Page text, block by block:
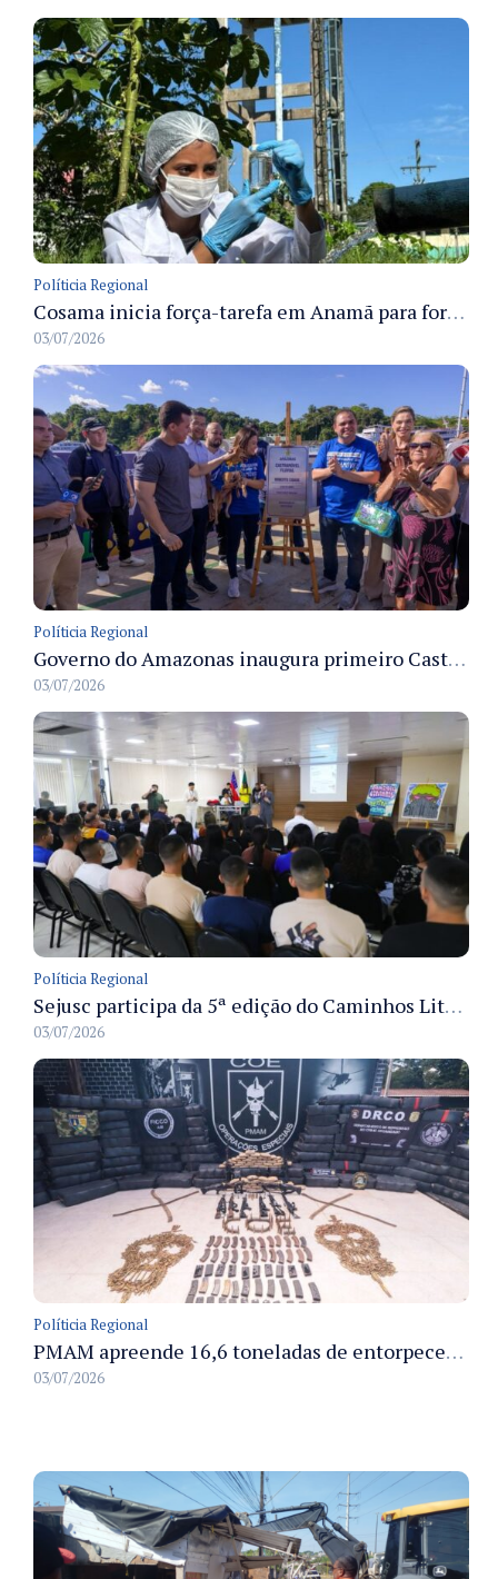
Políticia Regional
Cosama inicia força-tarefa em Anamã para fortalecer abastecimento de água e segurança hídrica da população
03/07/2026
Políticia Regional
Governo do Amazonas inaugura primeiro Castramóvel Fluvial para atendimento veterinário às comunidades ribeirinhas e castração gratuita
03/07/2026
Políticia Regional
Sejusc participa da 5ª edição do Caminhos Literários com foco na cultura hip-hop nas unidades socioeducativas
03/07/2026
Políticia Regional
PMAM apreende 16,6 toneladas de entorpecentes e registra aumento nas prisões em flagrante e nas capturas de foragidos no primeiro semestre de 2026
03/07/2026